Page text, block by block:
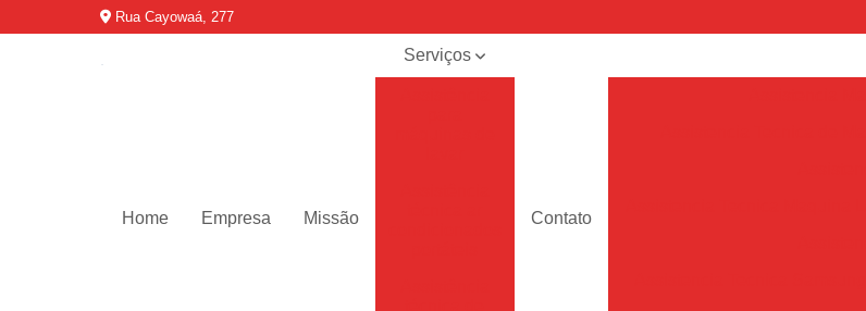
Rua Cayowaá, 277
Home Empresa Missão
Serviços
Contato